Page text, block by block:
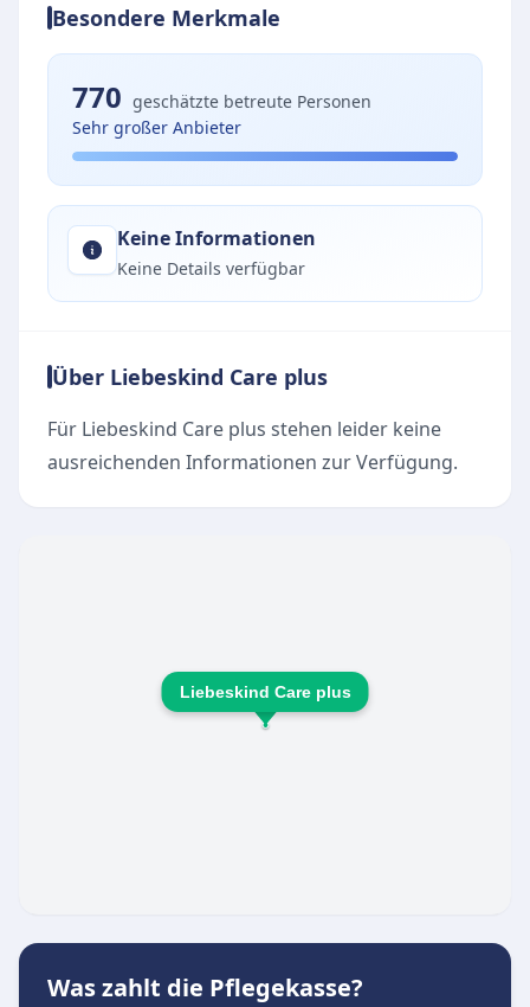
Besondere Merkmale
770 geschätzte betreute Personen
Sehr großer Anbieter
Keine Informationen
Keine Details verfügbar
Über Liebeskind Care plus
Für Liebeskind Care plus stehen leider keine
ausreichenden Informationen zur Verfügung.
Liebeskind Care plus
Was zahlt die Pflegekasse?